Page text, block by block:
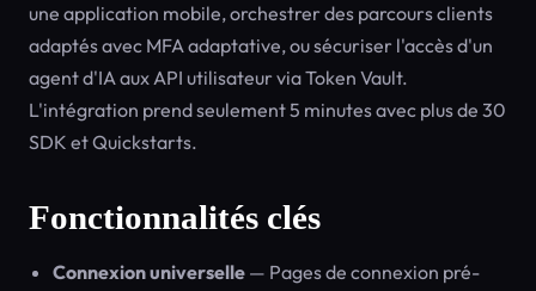
une application mobile, orchestrer des parcours clients
adaptés avec MFA adaptative, ou sécuriser l'accès d'un
agent d'IA aux API utilisateur via Token Vault.
L'intégration prend seulement 5 minutes avec plus de 30
SDK et Quickstarts.
Fonctionnalités clés
Connexion universelle — Pages de connexion pré-